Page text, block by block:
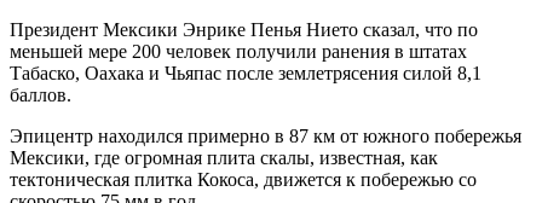
Президент Мексики Энрике Пенья Нието сказал, что по
меньшей мере 200 человек получили ранения в штатах
Табаско, Оахака и Чьяпас после землетрясения силой 8,1
баллов.
Эпицентр находился примерно в 87 км от южного побережья
Мексики, где огромная плита скалы, известная, как
тектоническая плитка Кокоса, движется к побережью со